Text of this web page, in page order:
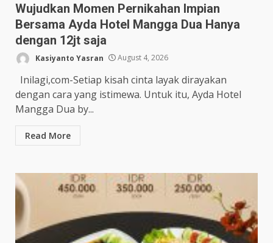
Wujudkan Momen Pernikahan Impian
Bersama Ayda Hotel Mangga Dua Hanya
dengan 12jt saja
Kasiyanto Yasran August 4, 2026
Inilagi,com-Setiap kisah cinta layak dirayakan
dengan cara yang istimewa. Untuk itu, Ayda Hotel
Mangga Dua by...
Read More